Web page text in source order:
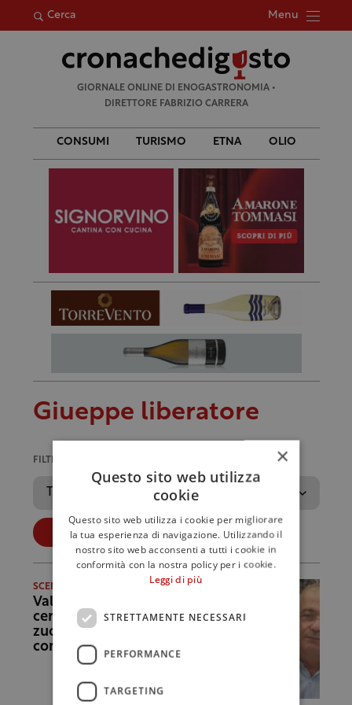
Cerca Menu
per:
GIORNALE ONLINE DI ENOGASTRONOMIA •
DIRETTORE FABRIZIO CARRERA
CONSUMI TURISMO ETNA OLIO
Giueppe liberatore
FILTRA PER ANNO
Applica
SCENARI
Valoritalia adesso
certifica anche lo
zucchero: accordo
con Coprob
×
Questo sito web utilizza
cookie
Questo sito web utilizza i cookie per migliorare
la tua esperienza di navigazione. Utilizzando il
nostro sito web acconsenti a tutti i cookie in
conformità con la nostra policy per i cookie.
Leggi di più
STRETTAMENTE NECESSARI
PERFORMANCE
TARGETING